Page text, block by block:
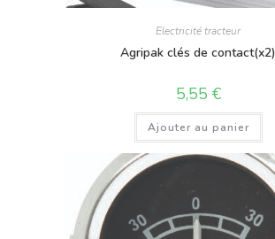
Electricité tracteur
Agripak clés de contact(x2)
5,55 €
Ajouter au panier